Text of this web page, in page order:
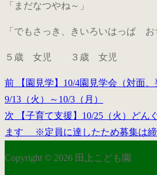
「まだなつやね～」
「でもさっき、きいろいはっぱ お
５歳 女児 ３歳 女児
投
稿
ナ
ビ
前
前
の
投
稿:
【園見学】10/4園見学会（対面
9/13（火）～10/3（月）
次
次
の
稿:
【子育て支援】10/25（火）どん
ます ※定員に達したため募集は
Copyright © 2026 田上こども園